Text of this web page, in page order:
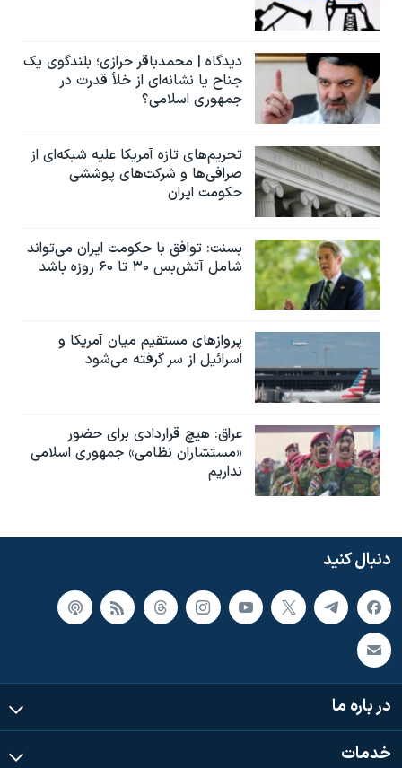
دیدگاه | محمدباقر خرازی؛ بلندگوی یک
جناح یا نشانه‌ای از خلأ قدرت در
جمهوری اسلامی؟
تحریم‌های تازه آمریکا علیه شبکه‌ای از
صرافی‌ها و شرکت‌های پوششی
حکومت ایران
بسنت: توافق با حکومت ایران می‌تواند
شامل آتش‌بس ۳۰ تا ۶۰ روزه باشد
پروازهای مستقیم میان آمریکا و
اسرائیل از سر گرفته می‌شود
عراق: هیچ قراردادی برای حضور
«مستشاران نظامی» جمهوری اسلامی
نداریم
دنبال کنید
در باره ما
خدمات